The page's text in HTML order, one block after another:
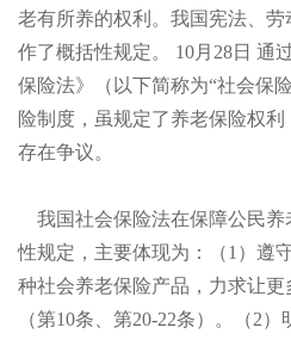
老有所养的权利。我国宪法、
作了概括性规定。 10月 28日 通
保险法》（以下简称为“社会保
险制度，虽规定了养老保险权
存在争议。
我国社会保险法在保障公民养
性规定，主要体现为：（1）遵
种社会养老保险产品，力求让
（第10条、第20-22条）。（2）